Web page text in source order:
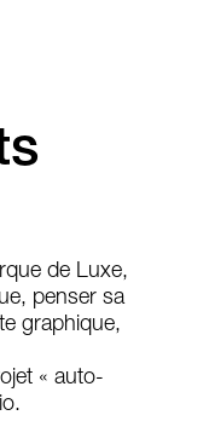
de Luxe,
penser sa
graphique,
« auto-